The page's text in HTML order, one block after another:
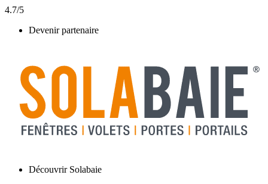
4.7/5
Devenir partenaire
Découvrir Solabaie